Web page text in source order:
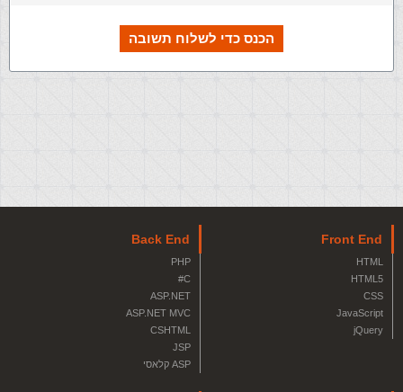
הכנס כדי לשלוח תשובה
Front End
HTML
HTML5
CSS
JavaScript
jQuery
Back End
PHP
C#
ASP.NET
ASP.NET MVC
CSHTML
JSP
ASP קלאסי